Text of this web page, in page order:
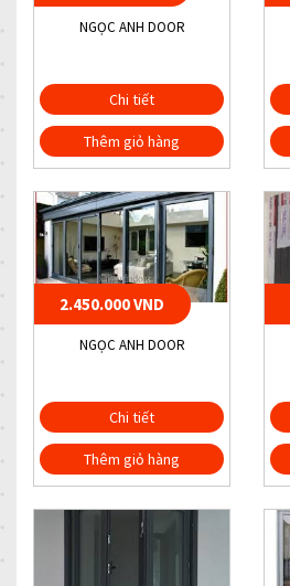
NGỌC ANH DOOR
Chi tiết
Thêm giỏ hàng
2.450.000 VND
NGỌC ANH DOOR
Chi tiết
Thêm giỏ hàng